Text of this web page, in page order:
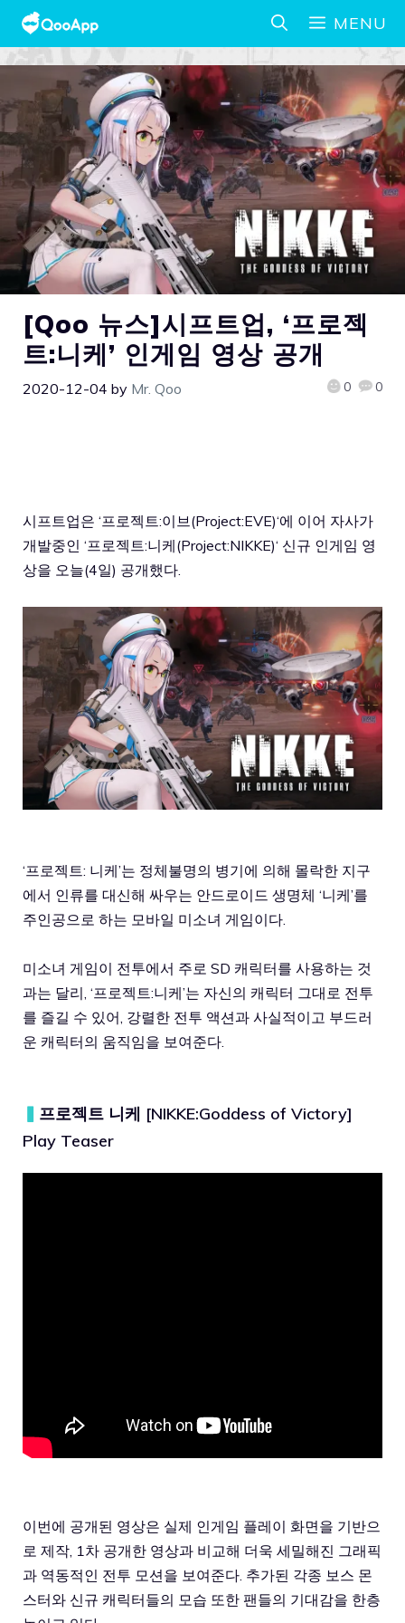
MENU
[Qoo 뉴스]시프트업, ‘프로젝
트:니케’ 인게임 영상 공개
2020-12-04 by Mr. Qoo 0 0
시프트업은 ‘프로젝트:이브(Project:EVE)‘에 이어 자사가
개발중인 ‘프로젝트:니케(Project:NIKKE)‘ 신규 인게임 영
상을 오늘(4일) 공개했다.
‘프로젝트: 니케’는 정체불명의 병기에 의해 몰락한 지구
에서 인류를 대신해 싸우는 안드로이드 생명체 ‘니케’를
주인공으로 하는 모바일 미소녀 게임이다.
미소녀 게임이 전투에서 주로 SD 캐릭터를 사용하는 것
과는 달리, ‘프로젝트:니케’는 자신의 캐릭터 그대로 전투
를 즐길 수 있어, 강렬한 전투 액션과 사실적이고 부드러
운 캐릭터의 움직임을 보여준다.
▍ 프로젝트 니케 [NIKKE:Goddess of Victory]
Play Teaser
이번에 공개된 영상은 실제 인게임 플레이 화면을 기반으
로 제작, 1차 공개한 영상과 비교해 더욱 세밀해진 그래픽
과 역동적인 전투 모션을 보여준다. 추가된 각종 보스 몬
스터와 신규 캐릭터들의 모습 또한 팬들의 기대감을 한층